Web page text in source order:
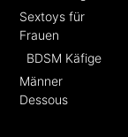
Sextoys für
Frauen
BDSM Käfige
Männer
Dessous